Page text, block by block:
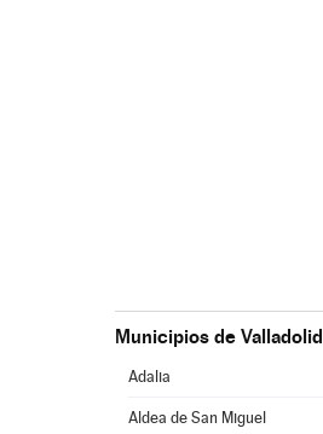
Municipios de Valladolid
Adalia
Aldea de San Miguel